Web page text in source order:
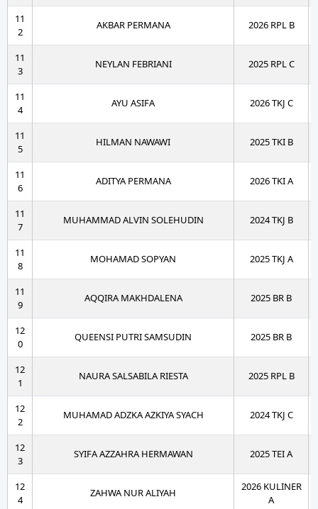
11
2
AKBAR PERMANA 2026 RPL B
11
3
NEYLAN FEBRIANI 2025 RPL C
11
4
AYU ASIFA 2026 TKJ C
11
5
HILMAN NAWAWI 2025 TKI B
11
6
ADITYA PERMANA 2026 TKI A
11
7
MUHAMMAD ALVIN SOLEHUDIN 2024 TKJ B
11
8
MOHAMAD SOPYAN 2025 TKJ A
11
9
AQQIRA MAKHDALENA 2025 BR B
12
0
QUEENSI PUTRI SAMSUDIN 2025 BR B
12
1
NAURA SALSABILA RIESTA 2025 RPL B
12
2
MUHAMAD ADZKA AZKIYA SYACH 2024 TKJ C
12
3
SYIFA AZZAHRA HERMAWAN 2025 TEI A
12
4
ZAHWA NUR ALIYAH
2026 KULINER
A